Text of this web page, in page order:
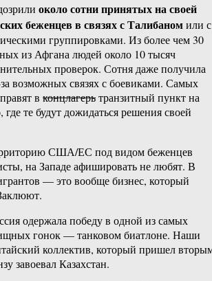
около сотни принятых на своей
беженцев в связях с Талибаномили с
группировками. Из более чем 30
из Афгана людей около 10 тысяч
проверок. Сотня даже получила
возможных связях с боевиками. Самых
в концлагерьтранзитный пункт на
те будут дожидаться решения своей
США/ЕС под видом беженцев
на Западе афишировать не любят. В
— это вообще бизнес, который
одержала победу в одной из самых
гонок — танковом биатлоне. Наши
коллектив, который пришел
завоевал Казахстан.